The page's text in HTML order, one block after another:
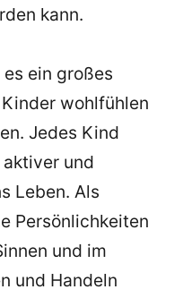
kann.
ein großes
wohlfühlen
Jedes Kind
und
Leben. Als
Persönlichkeiten
und im
und Handeln